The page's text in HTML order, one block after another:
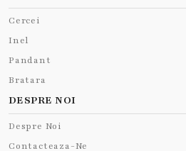
Cercei
Inel
Pandant
Bratara
DESPRE NOI
Despre Noi
Contacteaza-Ne